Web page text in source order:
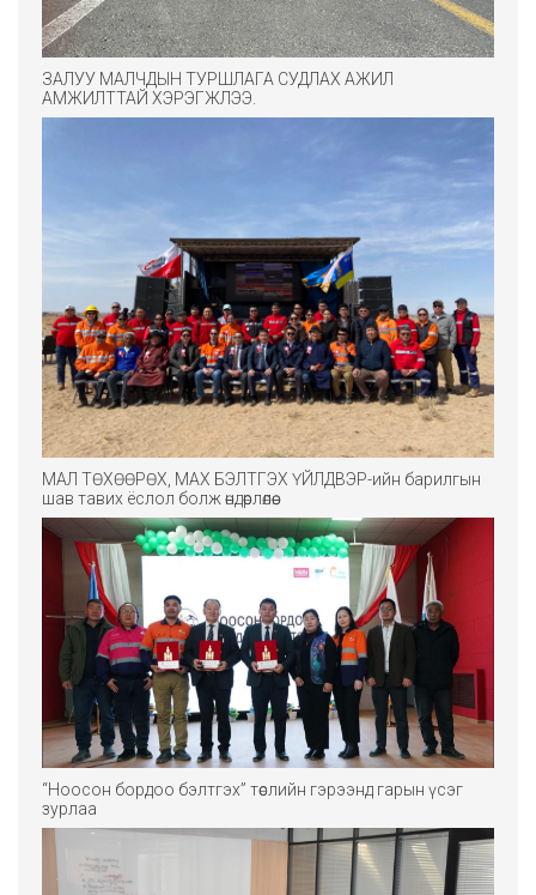
ЗАЛУУ МАЛЧДЫН ТУРШЛАГА СУДЛАХ АЖИЛ
АМЖИЛТТАЙ ХЭРЭГЖЛЭЭ.
МАЛ ТӨХӨӨРӨХ, МАХ БЭЛТГЭХ ҮЙЛДВЭР-ийн барилгын
шав тавих ёслол болж өндөрлөлөө.
“Ноосон бордоо бэлтгэх” төслийн гэрээнд гарын үсэг
зурлаа